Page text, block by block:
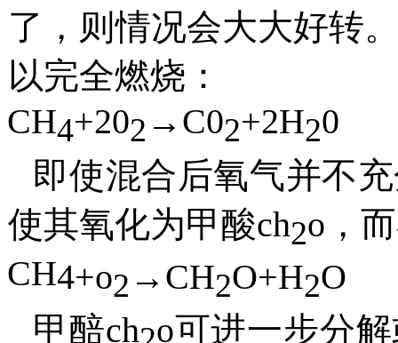
了，则情况会大大好转
以完全燃烧：
CH4+202 → C02+2H20
即使混合后氧气并不
使其氧化为甲酸ch2o ，
CH4+o2 → CH2O+H2O
甲醅ch o可进一步分